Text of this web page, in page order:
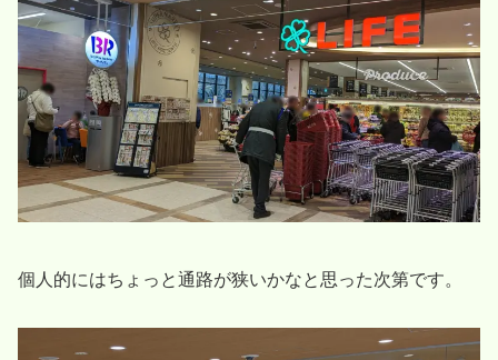
個人的にはちょっと通路が狭いかなと思った次第です。